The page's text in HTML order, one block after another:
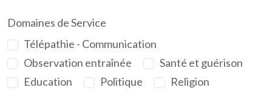
Domaines de Service
Télépathie - Communication
Observation entraînée
Santé et guérison
Education
Politique
Religion